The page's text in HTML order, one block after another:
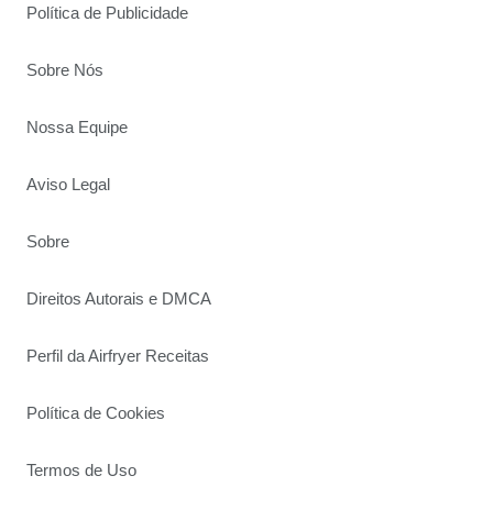
Política de Publicidade
Sobre Nós
Nossa Equipe
Aviso Legal
Sobre
Direitos Autorais e DMCA
Perfil da Airfryer Receitas
Política de Cookies
Termos de Uso